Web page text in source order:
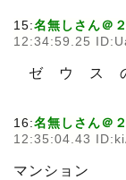
15:名無しさん＠
12:34:59.25
ゼ ウ ス
16:名無しさん＠
12:35:04.43
マンション